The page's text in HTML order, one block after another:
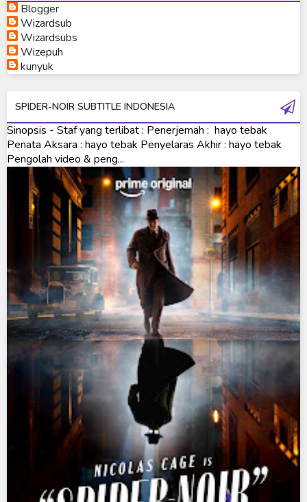
Ultraman Neos
Ultraman Orb
Ultraman Orb Origin Saga
Ultraman Saga
Ultraman Taiga
Ultraman The Next
Ultraman Tiga
Ultraman Trigger
Ultraman X
Ultraman Z
Ultraman Zearth
Blogger
Wizardsub
Wizardsubs
Wizepuh
kunyuk
SPIDER-NOIR SUBTITLE INDONESIA
Sinopsis - Staf yang terlibat : Penerjemah : hayo tebak
Penata Aksara : hayo tebak Penyelaras Akhir : hayo tebak
Pengolah video & peng...